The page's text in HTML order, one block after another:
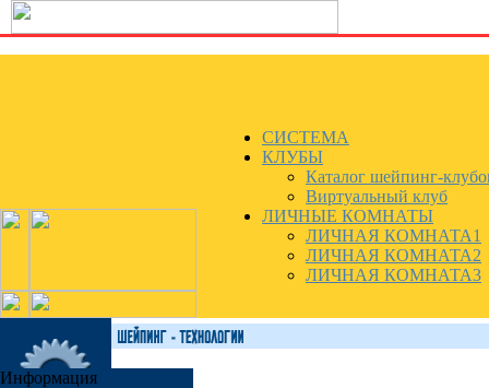
СИСТЕМА
КЛУБЫ
Каталог шейпинг-
Виртуальный клуб
ЛИЧНЫЕ КОМНАТЫ
ЛИЧНАЯ КОМНАТА1
ЛИЧНАЯ КОМНАТА2
ЛИЧНАЯ КОМНАТА3
Информация